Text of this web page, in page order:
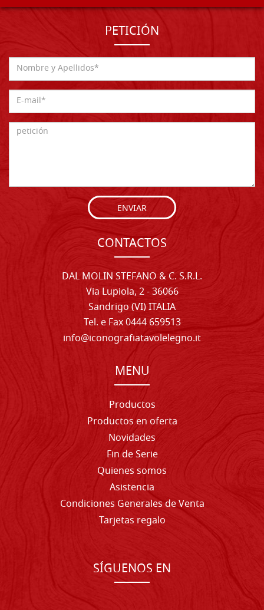
PETICIÓN
ENVIAR
CONTACTOS
DAL MOLIN STEFANO & C. S.R.L.
Via Lupiola, 2 - 36066
Sandrigo (VI) ITALIA
Tel. e Fax 0444 659513
info@iconografiatavolelegno.it
MENU
Productos
Productos en oferta
Novidades
Fin de Serie
Quienes somos
Asistencia
Condiciones Generales de Venta
Tarjetas regalo
SÍGUENOS EN